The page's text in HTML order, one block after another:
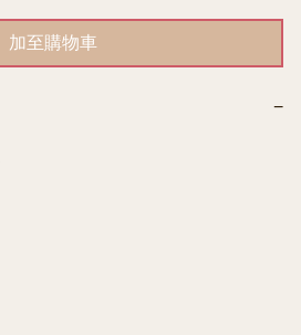
加至購物車
−